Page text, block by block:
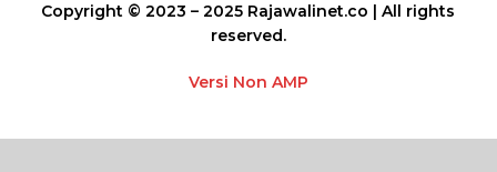
Copyright © 2023 – 2025 Rajawalinet.co | All rights
reserved.
Versi Non AMP